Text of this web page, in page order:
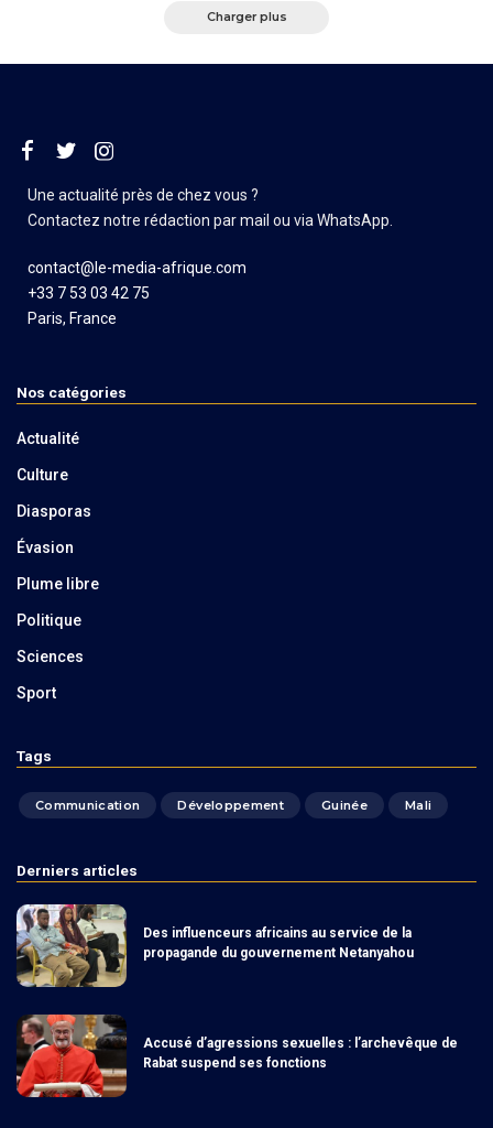
Charger plus
Une actualité près de chez vous ?
Contactez notre rédaction par mail ou via WhatsApp.
contact@le-media-afrique.com
+33 7 53 03 42 75
Paris, France
Nos catégories
Actualité
Culture
Diasporas
Évasion
Plume libre
Politique
Sciences
Sport
Tags
Communication Développement Guinée Mali
Derniers articles
Des influenceurs africains au service de la
propagande du gouvernement Netanyahou
Accusé d’agressions sexuelles : l’archevêque de
Rabat suspend ses fonctions